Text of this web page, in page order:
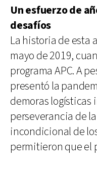
Un esfuerzo de
desafíos
La historia de esta
mayo de 2019,
programa APC. A
presentó la
demoras logísticas
perseverancia de
incondicional de
permitieron que el